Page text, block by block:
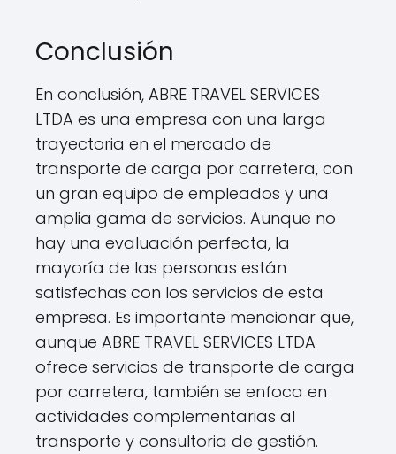
Conclusión
En conclusión, ABRE TRAVEL SERVICES
LTDA es una empresa con una larga
trayectoria en el mercado de
transporte de carga por carretera, con
un gran equipo de empleados y una
amplia gama de servicios. Aunque no
hay una evaluación perfecta, la
mayoría de las personas están
satisfechas con los servicios de esta
empresa. Es importante mencionar que,
aunque ABRE TRAVEL SERVICES LTDA
ofrece servicios de transporte de carga
por carretera, también se enfoca en
actividades complementarias al
transporte y consultoria de gestión.